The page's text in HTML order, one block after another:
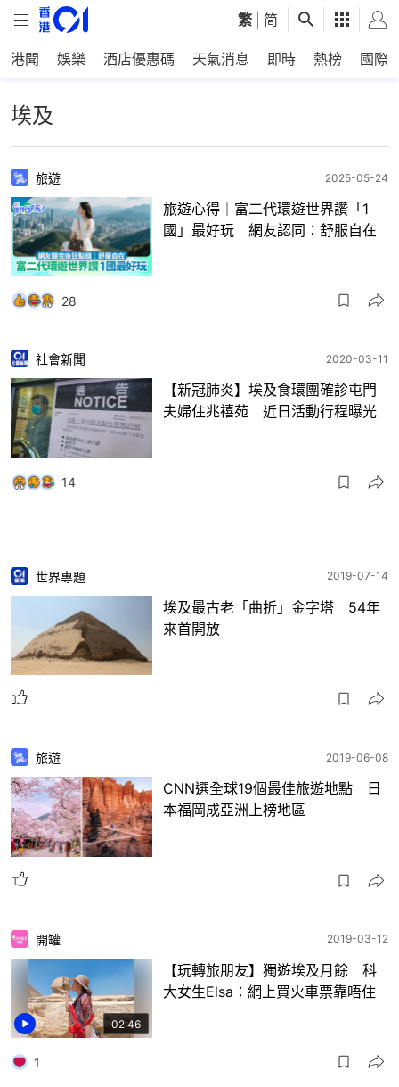
繁 简
港聞 娛樂 酒店優惠碼 天氣消息 即時 熱榜 國際
埃及
旅遊 2025-05-24
旅遊心得｜富二代環遊世界讚「1
國」最好玩 網友認同：舒服自在
28
社會新聞 2020-03-11
【新冠肺炎】埃及食環團確診屯門
夫婦住兆禧苑 近日活動行程曝光
14
世界專題 2019-07-14
埃及最古老「曲折」金字塔 54年
來首開放
旅遊 2019-06-08
CNN選全球19個最佳旅遊地點 日
本福岡成亞洲上榜地區
02:46
開罐 2019-03-12
【玩轉旅朋友】獨遊埃及月餘 科
大女生Elsa：網上買火車票靠唔住
1